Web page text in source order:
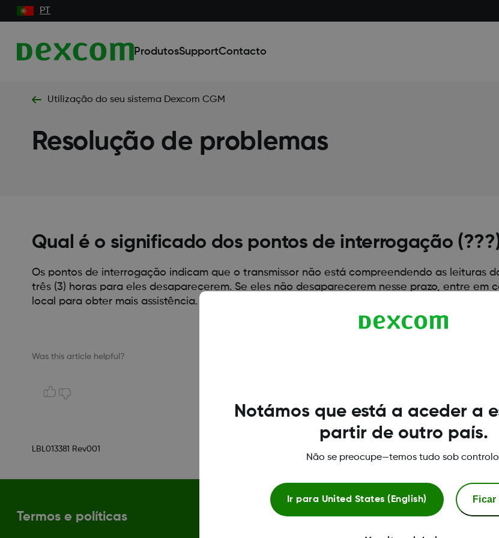
PT
ProdutosSupportContacto
Utilização do seu sistema Dexcom CGM
Resolução de problemas
Qual é o significado dos pontos de interrogação
Os pontos de interrogação indicam que o transmissor não está compreendendo as leituras
três (3) horas para eles desaparecerem. Se eles não desaparecerem nesse prazo, entre em
local para obter mais assistência.
Was this article helpful?
LBL013381 Rev001
Termos e políticas
Notámos que está a aceder a
partir de outro país.
Não se preocupe—temos tudo sob
Ir para United States (English)